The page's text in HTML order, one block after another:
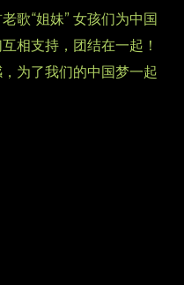
歌“姐妹” 女孩们为中国
相支持，团结在一起！
为了我们的中国梦一起